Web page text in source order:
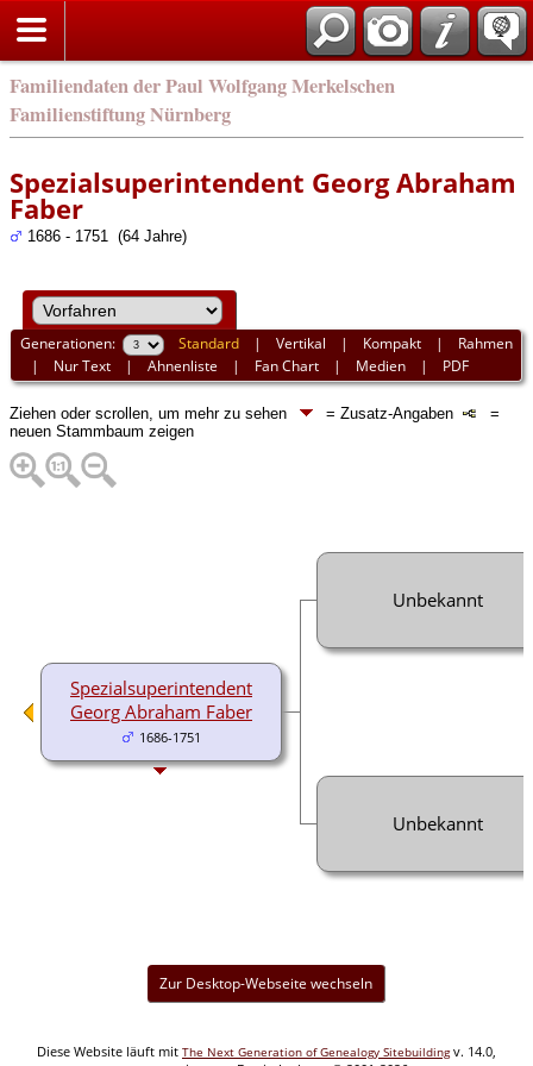
Familiendaten der Paul Wolfgang Merkelschen
Familienstiftung Nürnberg
Spezialsuperintendent Georg Abraham
Faber
1686 - 1751 (64 Jahre)
Generationen: Standard |Vertikal | Kompakt | Rahmen
| Nur Text |Ahnenliste | Fan Chart | Medien | PDF
Ziehen oder scrollen, um mehr zu sehen = Zusatz-Angaben
=
neuen Stammbaum zeigen
Spezialsuperintendent
Georg Abraham Faber
1686-1751
Unbekannt
Unbekannt
Zur Desktop-Webseite wechseln
Diese Website läuft mit The Next Generation of Genealogy Sitebuildingv. 14.0,